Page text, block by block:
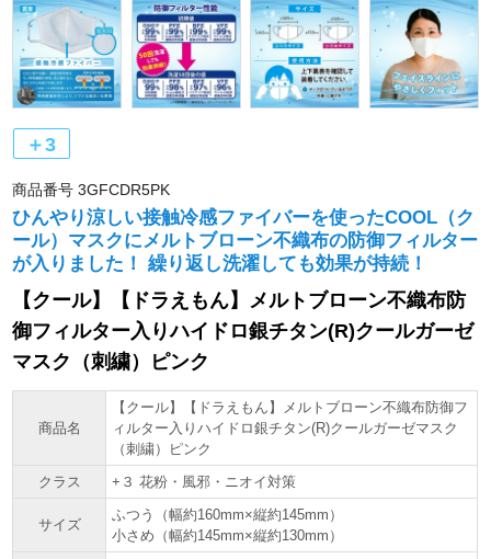
＋3
商品番号 3GFCDR5PK
ひんやり涼しい接触冷感ファイバーを使ったCOOL（ク
ール）マスクにメルトブローン不織布の防御フィルター
が入りました！ 繰り返し洗濯しても効果が持続！
【クール】【ドラえもん】メルトブローン不織布防
御フィルター入りハイドロ銀チタン(R)クールガーゼ
マスク（刺繍）ピンク
商品名
【クール】【ドラえもん】メルトブローン不織布防御フ
ィルター入りハイドロ銀チタン(R)クールガーゼマスク
（刺繍）ピンク
クラス
+３ 花粉・風邪・ニオイ対策
サイズ
ふつう（幅約160mm×縦約145mm）
小さめ（幅約145mm×縦約130mm）